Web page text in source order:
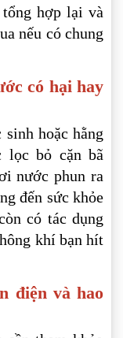
hợp lại và
nếu có chung
có hại hay
hoặc hằng
lọc bỏ cặn bã
nước phun ra
đến sức khỏe
có tác dụng
khí bạn hít
điện và hao